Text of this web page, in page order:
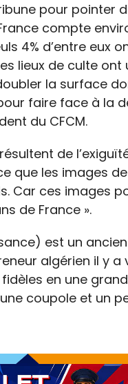
pour pointer
compte
4% d’entre eux
lieux de culte
la surface
faire face à la
du CFCM.
de
que les images
Car ces images
de France ».
est un
algérien il y a
en une
coupole et un